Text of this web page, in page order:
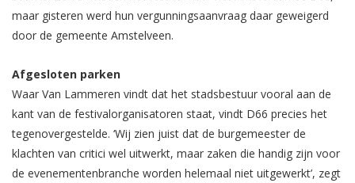
maar gisteren werd hun vergunningsaanvraag daar geweigerd
door de gemeente Amstelveen.
Afgesloten parken
Waar Van Lammeren vindt dat het stadsbestuur vooral aan de
kant van de festivalorganisatoren staat, vindt D66 precies het
tegenovergestelde. ‘Wij zien juist dat de burgemeester de
klachten van critici wel uitwerkt, maar zaken die handig zijn voor
de evenementenbranche worden helemaal niet uitgewerkt’, zegt